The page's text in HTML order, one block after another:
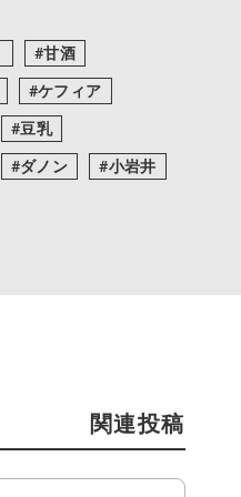
甘酒
ケフィア
豆乳
ダノン
小岩井
関連投稿